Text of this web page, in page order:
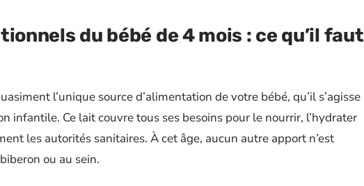
du bébé de 4 mois : ce qu’il faut
l’unique source d’alimentation de votre bébé, qu’il s’agisse
infantile. Ce lait couvre tous ses besoins pour le nourrir, l’hydrater
les autorités sanitaires. À cet âge, aucun autre apport n’est
ou au sein.